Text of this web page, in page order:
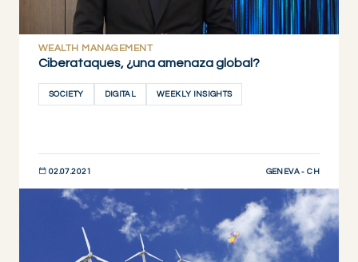
WEALTH MANAGEMENT
Ciberataques, ¿una amenaza global?
SOCIETY DIGITAL WEEKLY INSIGHTS
02.07.2021 GENEVA - CH
DESCUBRIR AHORA